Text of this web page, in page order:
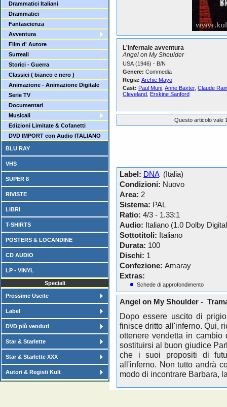
Drammatici Italiani
Drammatici
Fantascienza
Avventura
Film d' Autore
Surreali
Storici - Guerra
Classici ( bianco e nero )
Animazione - Animazione Digitale
Serie TV
Documentari
Musicali
Edizioni Limitate & Cofanetti
DVD IMPORT con Audio ITALIANO
BLU RAY
VHS
SUPER 8
RIVISTE
LIBRI
T-SHIRTS
POSTERS & LOCANDINE
CD AUDIO
LP - VINYL
Speciali
Prossime Uscite
Label
DVD più venduti
Star & Starlette
Star & Starlette XXX
Autori & Registi Kult
L'infernale avventura
Angel on My Shoulder
USA (1946) - B/N
Genere: Commedia
Regia: Archie Mayo
Cast: Paul Muni Anne Baxter, Claude
Cleveland Erskine Sanford
Questo articolo vale
Label: DNA(Italia)
Condizioni: Nuovo
Area: 2
Sistema: PAL
Ratio: 4/3 - 1.33:1
Audio: Italiano (1.0 Dolby
Sottotitoli: Italiano
Durata: 100
Dischi: 1
Confezione: Amaray
Extras:
Schede di approfondimento
Angel on My Shoulder -
Dopo essere uscito di
finisce dritto all'inferno. Qui,
ottenere vendetta in
sostituirsi al buon giudice
che i suoi propositi di
all'inferno. Non tutto andrà
modo di incontrare Barbara,